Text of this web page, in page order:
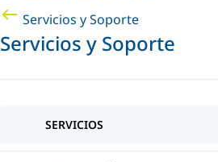
Servicios y Soporte
Servicios y Soporte
SERVICIOS